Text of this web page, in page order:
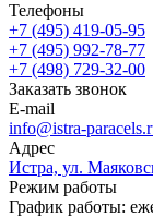
Телефоны
+7 (495) 419-05-95
+7 (495) 992-78-77
+7 (498) 729-32-00
Заказать звонок
E-mail
info@istra-
Адрес
Истра, ул.
Режим работы
График работы: